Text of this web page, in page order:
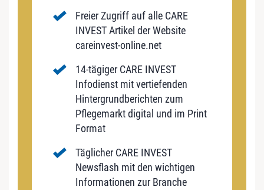
Freier Zugriff auf alle CARE
INVEST Artikel der Website
careinvest-online.net
14-tägiger CARE INVEST
Infodienst mit vertiefenden
Hintergrundberichten zum
Pflegemarkt digital und im Print
Format
Täglicher CARE INVEST
Newsflash mit den wichtigen
Informationen zur Branche